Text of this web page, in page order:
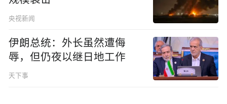
央视新闻
伊朗总统：外长虽然遭侮
辱，但仍夜以继日地工作
天下事